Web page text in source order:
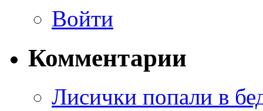
Войти
Комментарии
Лисички попали в